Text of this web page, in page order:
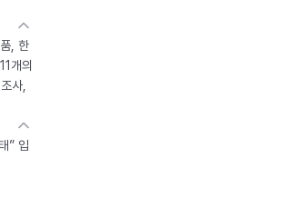
, 한
개의
사,
” 입